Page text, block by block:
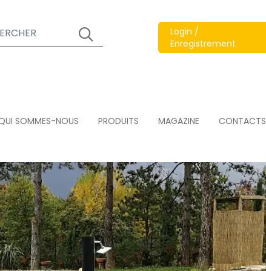
Login /
Enregistrement
SOMMES-NOUS PRODUITS MAGAZINE CONTACTS